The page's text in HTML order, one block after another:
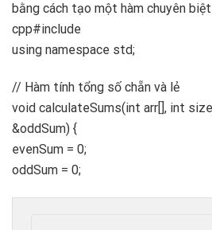
bằng cách tạo một hàm chuyên
cpp#include
using namespace std;
// Hàm tính tổng số chẵn và lẻ
void calculateSums(int arr[], int
&oddSum) {
evenSum = 0;
oddSum = 0;